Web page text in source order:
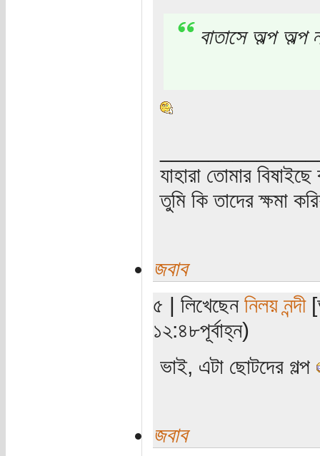
বাতাসে অল্প
যাহারা তোমার
তুমি কি তাদের ক্ষমা
জবাব
৫ | লিখেছেন নিলয় নন্দী
১২:৪৮পূর্বাহ্ন)
ভাই, এটা ছোটদের গল্প
জবাব